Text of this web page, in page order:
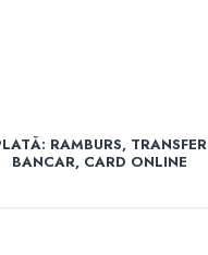
RAMBURS, TRANSFER
BANCAR, CARD ONLINE